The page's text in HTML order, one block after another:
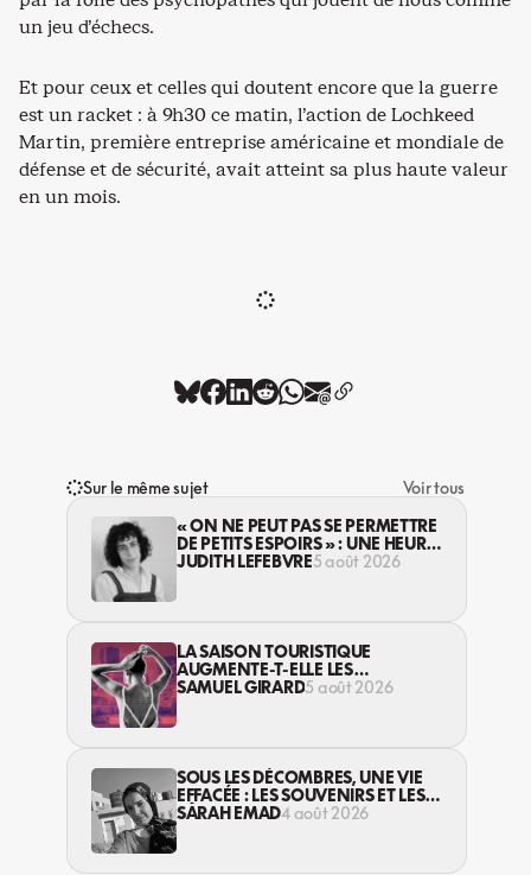
un jeu d’échecs.
Et pour ceux et celles qui doutent encore que la guerre
est un racket : à 9h30 ce matin, l’action de Lochkeed
Martin, première entreprise américaine et mondiale de
défense et de sécurité, avait atteint sa plus haute valeur
en un mois.
Sur le même sujet
Voir tous
« ON NE PEUT PAS SE PERMETTRE
DE PETITS ESPOIRS » : UNE HEURE
AVEC AVI LEWIS
JUDITH LEFEBVRE5 août 2026
LA SAISON TOURISTIQUE
AUGMENTE-T-ELLE LES
VIOLENCES CONTRE LES
SAMUEL GIRARD5 août 2026
SOUS LES DÉCOMBRES, UNE VIE
EFFACÉE : LES SOUVENIRS ET LES
RÊVES PERDUS DES HABITANT·ES
SARAH EMAD4 août 2026